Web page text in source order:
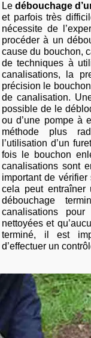
Ledébouchage
et parfois très
nécessite de
procéder à un
cause du bouchon,
de techniques à
canalisations, la
précision le
de canalisation.
possible de le
ou d’une pompe à
méthode plus
l’utilisation d’un
fois le bouchon
canalisations sont
important de vérifier
cela peut
débouchage
canalisations pour
nettoyées et
terminé, il est
d’effectuer un